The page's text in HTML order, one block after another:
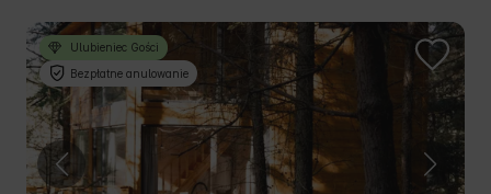
Ulubieniec Gości
Bezpłatne anulowanie